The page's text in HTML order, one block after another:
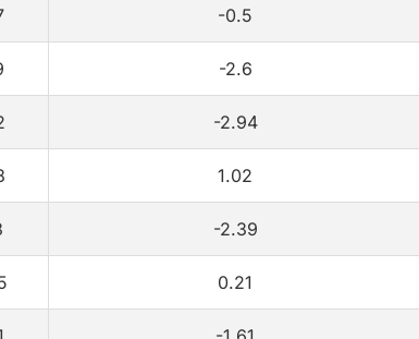
-0.5
-2.6
-2.94
1.02
-2.39
0.21